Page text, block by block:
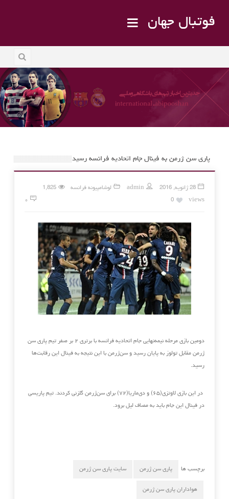
فوتبال جهان
پاری سن ژرمن به فینال جام اتحادیه فرانسه رسید
28 ژانویه, 2016 admin لوشامپیونه فرانسه
1,825
views
0 ۰
دومین بازی مرحله نیمه‌نهایی جام اتحادیه فرانسه با برتری ۲ بر صفر تیم پاری سن
ژرمن مقابل تولوز به پایان رسید و سن‌ژرمن با این نتیجه به فینال این رقابت‌ها
رسید.
در این بازی لاوتزی(۶۵) و دی‌ماریا(۷۲) برای سن‌ژرمن گلزنی کردند. تیم پاریسی
در فینال این جام باید به مصاف لیل برود.
برچسب ها پاری سن ژرمن سایت پاری سن ژرمن
هواداران پاری سن ژرمن